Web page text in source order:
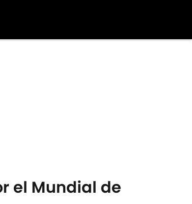
el Mundial de